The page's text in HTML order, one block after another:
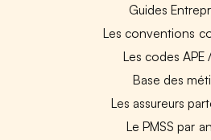
Guides
Les conventions
Les codes APE
Base des
Les assureurs
Le PMSS par